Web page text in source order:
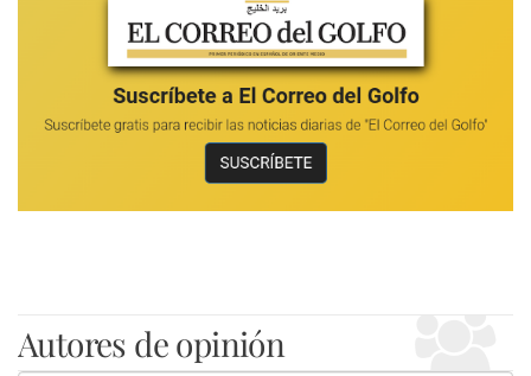
Autores de opinión